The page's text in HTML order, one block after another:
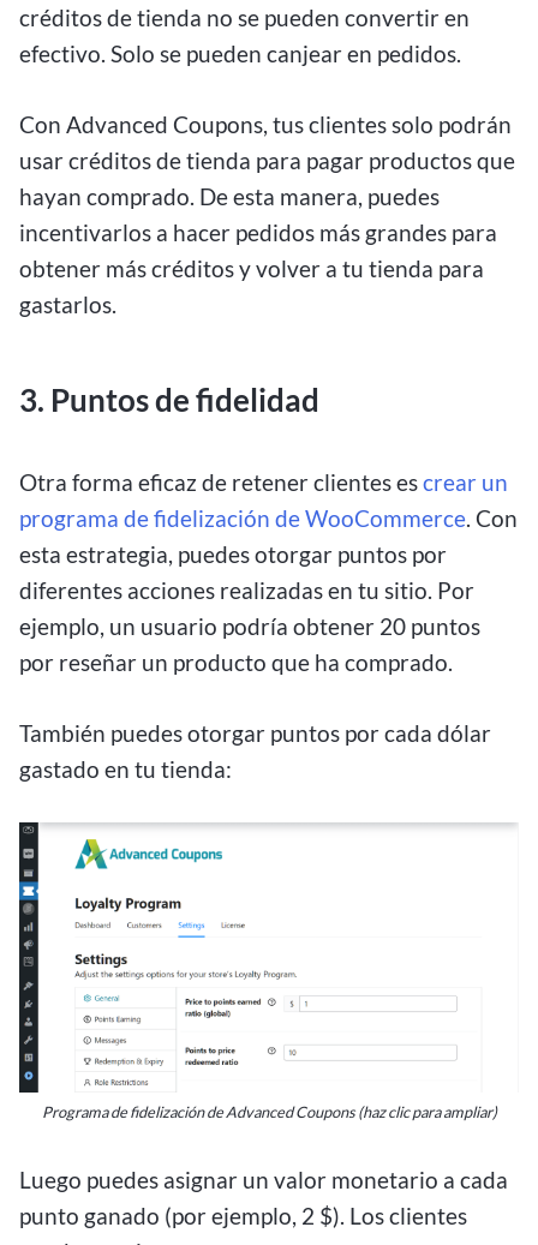
créditos de tienda no se pueden convertir en
efectivo. Solo se pueden canjear en pedidos.
Con Advanced Coupons, tus clientes solo podrán
usar créditos de tienda para pagar productos que
hayan comprado. De esta manera, puedes
incentivarlos a hacer pedidos más grandes para
obtener más créditos y volver a tu tienda para
gastarlos.
3. Puntos de fidelidad
Otra forma eficaz de retener clientes escrear un
programa de fidelización de WooCommerce. Con
esta estrategia, puedes otorgar puntos por
diferentes acciones realizadas en tu sitio. Por
ejemplo, un usuario podría obtener 20 puntos
por reseñar un producto que ha comprado.
También puedes otorgar puntos por cada dólar
gastado en tu tienda:
Programa de fidelización de Advanced Coupons (haz clic para ampliar)
Luego puedes asignar un valor monetario a cada
punto ganado (por ejemplo, 2 $). Los clientes